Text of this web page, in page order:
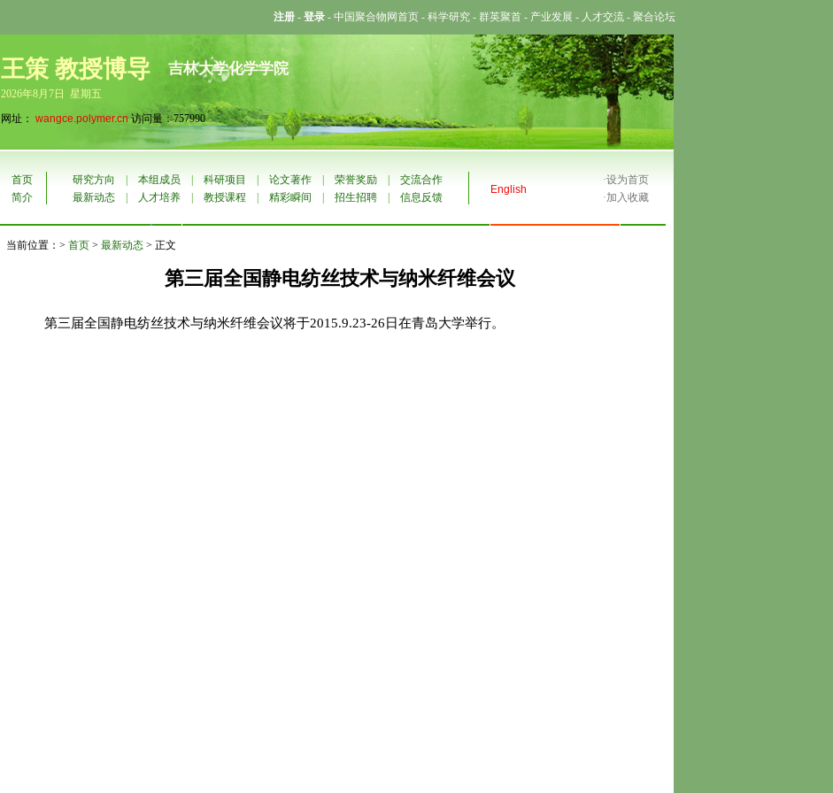
注册 - 登录 - 中国聚合物网首页 - 科学研究 - 群英聚首 - 产业发展 - 人才交流 - 聚合论坛
王策 教授博导 吉林大学化学学院
2026年8月7日 星期五
网址： wangce.polymer.cn访问量：757990
首页 研究方向 本组成员 科研项目 论文著作 荣誉奖励 交流合作
English
·设为首页
简介
最新动态 人才培养 教授课程 精彩瞬间 招生招聘 信息反馈 ·加入收藏
当前位置：> 首页 > 最新动态 > 正文
第三届全国静电纺丝技术与纳米纤维会议
第三届全国静电纺丝技术与纳米纤维会议将于2015.9.23-26日在青岛大学举行。